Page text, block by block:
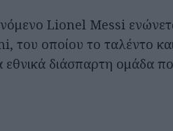
Lionel Messi
οποίου το ταλέντο
διάσπαρτη ομάδα